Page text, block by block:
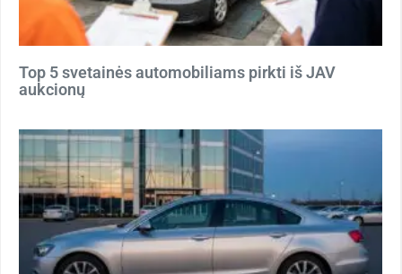
Top 5 svetainės automobiliams pirkti iš JAV
aukcionų